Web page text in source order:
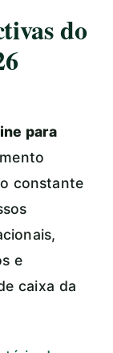
do
para
constante
e
caixa da